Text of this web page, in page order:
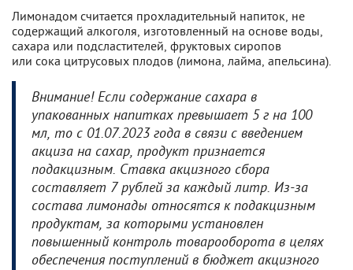
Лимонадом считается прохладительный напиток, не
содержащий алкоголя, изготовленный на основе воды,
сахара или подсластителей, фруктовых сиропов
или сока цитрусовых плодов (лимона, лайма, апельсина).
Внимание! Если содержание сахара в
упакованных напитках превышает 5 г на 100
мл, то с 01.07.2023 года в связи с введением
акциза на сахар, продукт признается
подакцизным. Ставка акцизного сбора
составляет 7 рублей за каждый литр. Из-за
состава лимонады относятся к подакцизным
продуктам, за которыми установлен
повышенный контроль товарооборота в целях
обеспечения поступлений в бюджет акцизного